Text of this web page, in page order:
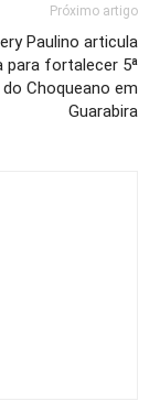
Próximo artigo
Paulino articula
para fortalecer 5ª
Choqueano em
Guarabira